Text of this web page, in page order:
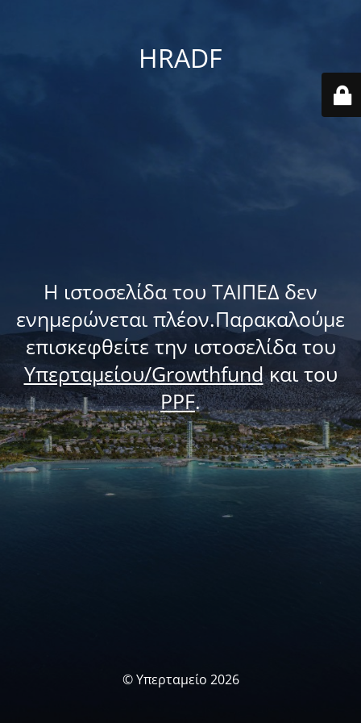
HRADF
Η ιστοσελίδα του ΤΑΙΠΕΔ δεν
ενημερώνεται πλέον.Παρακαλούμε
επισκεφθείτε την ιστοσελίδα του
Υπερταμείου/Growthfundκαι του
PPF.
© Υπερταμείο 2026